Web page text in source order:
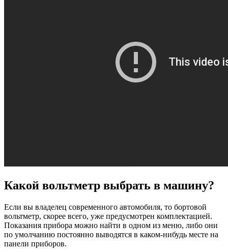
Какой вольтметр выбрать в машину?
Если вы владелец современного автомобиля, то бортовой
вольтметр, скорее всего, уже предусмотрен комплектацией.
Показания прибора можно найти в одном из меню, либо они
по умолчанию постоянно выводятся в каком-нибудь месте на
панели приборов.